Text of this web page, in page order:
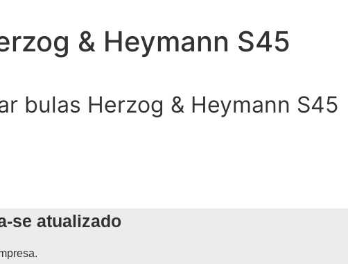
& Heymann S45
bulas Herzog & Heymann S45
se atualizado